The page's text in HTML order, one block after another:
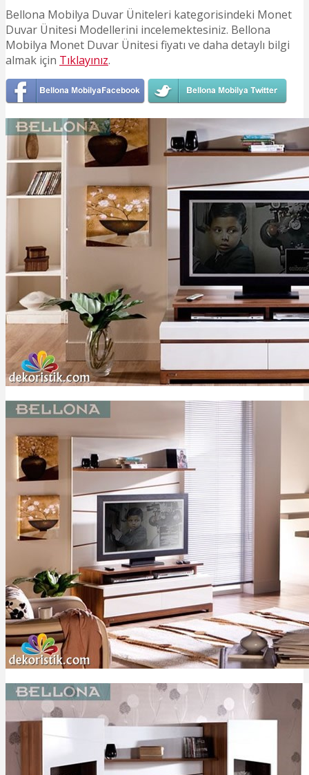
Bellona Mobilya Duvar Üniteleri kategorisindeki Monet
Duvar Ünitesi Modellerini incelemektesiniz. Bellona
Mobilya Monet Duvar Ünitesi fiyatı ve daha detaylı bilgi
almak için Tıklayınız.